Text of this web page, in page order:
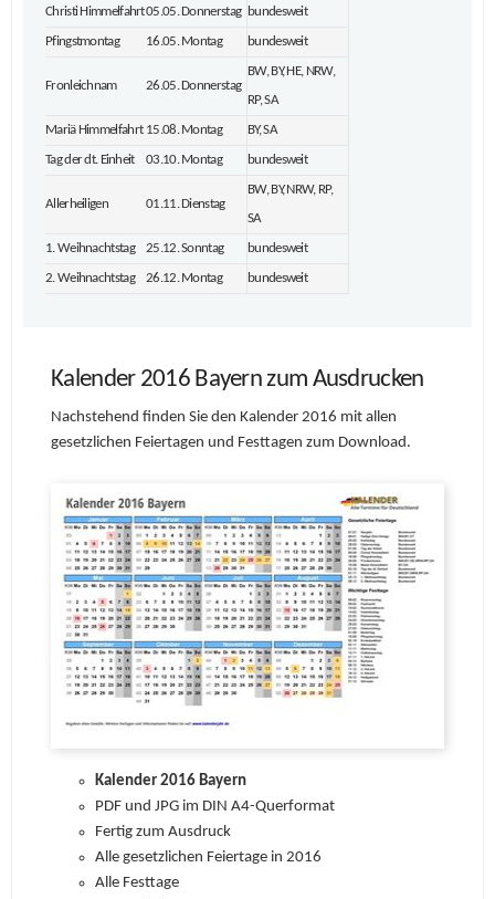
Christi Himmelfahrt05.05. Donnerstag bundesweit
Pfingstmontag 16.05. Montag bundesweit
Fronleichnam 26.05. Donnerstag
BW, BY, HE, NRW,
RP, SA
Mariä Himmelfahrt 15.08. Montag BY, SA
Tag der dt. Einheit 03.10. Montag bundesweit
Allerheiligen 01.11. Dienstag
BW, BY, NRW, RP,
SA
1. Weihnachtstag 25.12. Sonntag bundesweit
2. Weihnachtstag 26.12. Montag bundesweit
Kalender 2016 Bayern zum Ausdrucken
Nachstehend finden Sie den Kalender 2016 mit allen
gesetzlichen Feiertagen und Festtagen zum Download.
Kalender 2016 Bayern
PDF und JPG im DIN A4-Querformat
Fertig zum Ausdruck
Alle gesetzlichen Feiertage in 2016
Alle Festtage